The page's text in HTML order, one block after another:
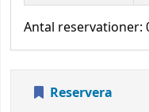
Antal reservationer:
Reservera